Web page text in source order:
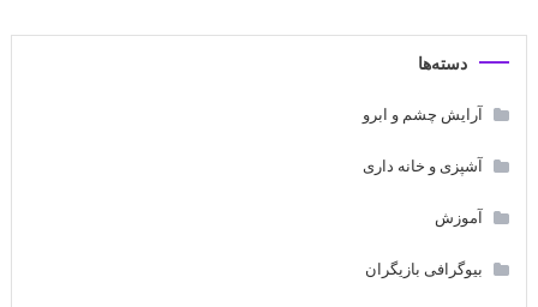
دسته‌ها
آرایش چشم و ابرو
آشپزی و خانه داری
آموزش
بیوگرافی بازیگران